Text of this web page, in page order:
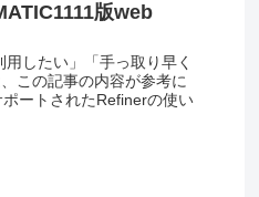
版web
用したい」「手っ取り早く
この記事の内容が参考に
ートされたRefinerの使い